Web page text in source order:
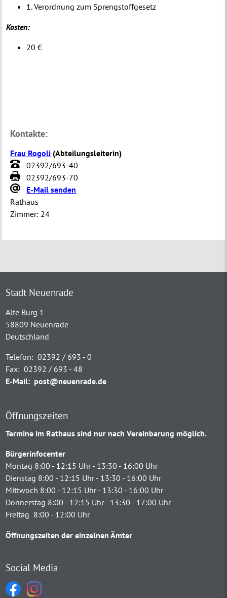
1. Verordnung zum Sprengstoffgesetz
Kosten:
20 €
Kontakte:
Frau Rogoli (Abteilungsleiterin)
02392/693-40
02392/693-70
E-Mail senden
Rathaus
Zimmer: 24
Stadt Neuenrade
Alte Burg 1
58809 Neuenrade
Deutschland
Telefon: 02392 / 693 - 0
Fax: 02392 / 693 - 48
E-Mail: post@neuenrade.de
Öffnungszeiten
Termine im Rathaus sind nur nach Vereinbarung möglich.
Bürgerinfocenter
Montag 8:00 - 12:15 Uhr - 13:30 - 16:00 Uhr
Dienstag 8:00 - 12:15 Uhr - 13:30 - 16:00 Uhr
Mittwoch 8:00 - 12:15 Uhr - 13:30 - 16:00 Uhr
Donnerstag 8:00 - 12:15 Uhr - 13:30 - 17:00 Uhr
Freitag 8:00 - 12:00 Uhr
Öffnungszeiten der einzelnen Ämter
Social Media